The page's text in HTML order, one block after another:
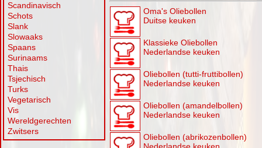
Scandinavisch
Schots
Slank
Slowaaks
Spaans
Surinaams
Thais
Tsjechisch
Turks
Vegetarisch
Vis
Wereldgerechten
Zwitsers
Oma's Oliebollen
Duitse keuken
Klassieke Oliebollen
Nederlandse keuken
Oliebollen (tutti-fruttibollen)
Nederlandse keuken
Oliebollen (amandelbollen)
Nederlandse keuken
Oliebollen (abrikozenbollen)